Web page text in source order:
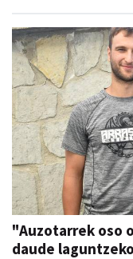
"Auzotarrek oso
daude